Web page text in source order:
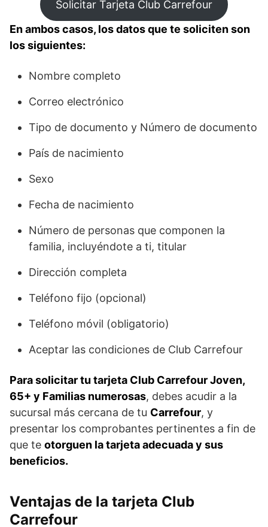
Solicitar Tarjeta Club Carrefour
En ambos casos, los datos que te soliciten son
los siguientes:
Nombre completo
Correo electrónico
Tipo de documento y Número de documento
País de nacimiento
Sexo
Fecha de nacimiento
Número de personas que componen la
familia, incluyéndote a ti, titular
Dirección completa
Teléfono fijo (opcional)
Teléfono móvil (obligatorio)
Aceptar las condiciones de Club Carrefour
Para solicitar tu tarjeta Club Carrefour Joven,
65+ y Familias numerosas, debes acudir a la
sucursal más cercana de tu Carrefour, y
presentar los comprobantes pertinentes a fin de
que te otorguen la tarjeta adecuada y sus
beneficios.
Ventajas de la tarjeta Club
Carrefour